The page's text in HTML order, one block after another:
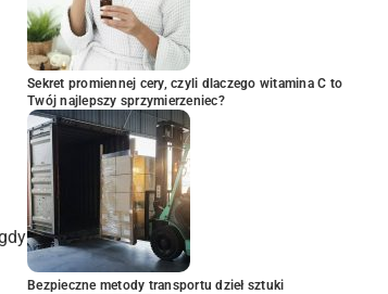
Sekret promiennej cery, czyli dlaczego witamina C to
Twój najlepszy sprzymierzeniec?
Bezpieczne metody transportu dzieł sztuki